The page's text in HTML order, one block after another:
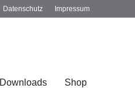
Impressum
Datenschutz
Downloads Shop